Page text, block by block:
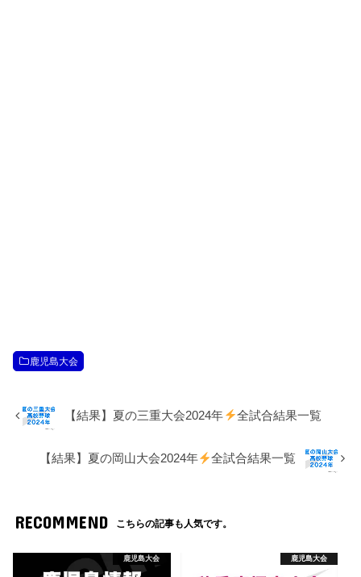
鹿児島大会
【結果】夏の三重大会2024年 全試合結果一覧
【結果】夏の岡山大会2024年 全試合結果一覧
RECOMMEND こちらの記事も人気です。
鹿児島大会 鹿児島大会